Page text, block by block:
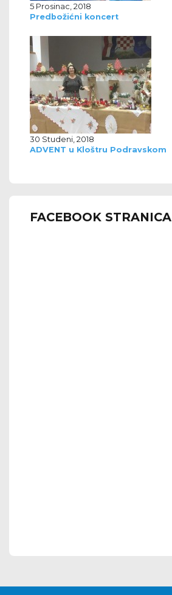
5 Prosinac, 2018
Predbožićni koncert
30 Studeni, 2018
ADVENT u Kloštru Podravskom
FACEBOOK STRANICA